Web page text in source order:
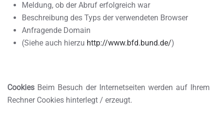
Meldung, ob der Abruf erfolgreich war
Beschreibung des Typs der verwendeten Browser
Anfragende Domain
(Siehe auch hierzu http://www.bfd.bund.de/)
Cookies Beim Besuch der Internetseiten werden auf Ihrem
Rechner Cookies hinterlegt / erzeugt.